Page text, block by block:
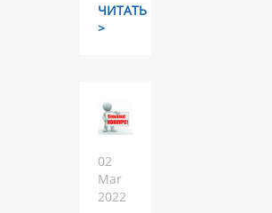
ЧИТАТЬ
>
02
Mar
2022